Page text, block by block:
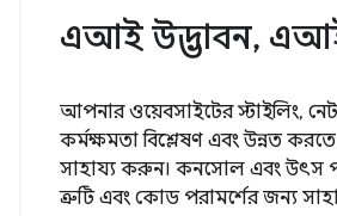
এআই উদ্ভাবন,
আপনার ওয়েবসাইটের স্টাইলিং,
কর্মক্ষমতা বিশ্লেষণ এবং উন্নত
সাহায্য করুন। কনসোল এবং উৎস
ত্রুটি এবং কোড পরামর্শের জন্য